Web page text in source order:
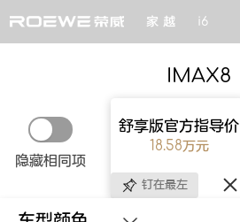
家 越 i6
IMAX8
隐藏相同项
舒享版官方指导价
18.58万元
钉在最左